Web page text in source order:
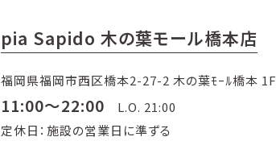
pia Sapido 木の葉モール橋本店
福岡県福岡市西区橋本2-27-2 木の葉ﾓｰﾙ橋本 1F
11:00～22:00 L.O. 21:00
定休日：施設の営業日に準ずる